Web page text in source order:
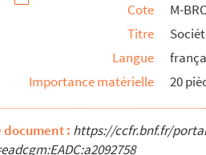
Cote
M-
Titre
Langue
Importance matérielle
20
document : https://ccfr.bnf.fr/